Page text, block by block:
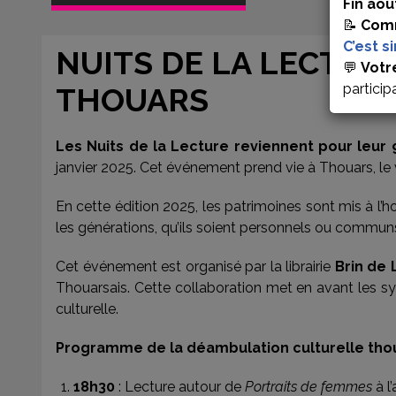
Fin
📝
C’est
💬
NUITS DE LA
THOUARS
Les Nuits de la Lecture reviennent pour leur
janvier 2025. Cet événement prend vie à Thouars,
En cette édition 2025, les patrimoines sont mis à
les générations, qu’ils soient personnels ou
Cet événement est organisé par la librairie Brin de
Thouarsais. Cette collaboration met en avant les
culturelle.
Programme de la déambulation culturelle
18h30 : Lecture autour de Portraits de femmes à